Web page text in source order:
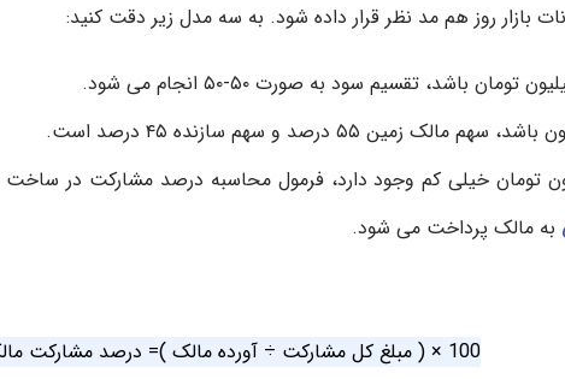
روز هم مد نظر قرار داده شود. به سه مدل زیر دقت کنید:
به قیمت‌های کنونی مسکن که قیمت زیر ۵ میلیون تومان خیلی کم وجود دارد، فرمول محاسبه درصد مشارکت در
به مالک پرداخت می‌ شود.
100 × ( مبلغ کل مشارکت ÷ آورده مالک )= درصد مشارکت مالک